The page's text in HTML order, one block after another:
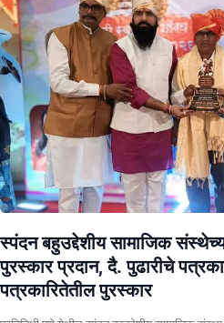
स्पंदन बहुउद्देशीय सामाजिक
पुरस्कार प्रदान, दै. पुढारीचे
पत्रकारितेतील पुरस्कार